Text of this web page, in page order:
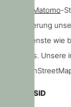
Matomo-
Verbesserung
keine Dienste wie
Webfonts.
von
PHPSESSID